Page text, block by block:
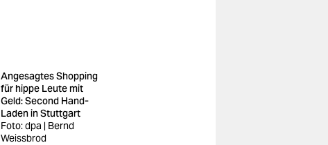
Angesagtes Shopping
für hippe Leute mit
Geld: Second Hand-
Laden in Stuttgart
Foto: dpa | Bernd
Weissbrod